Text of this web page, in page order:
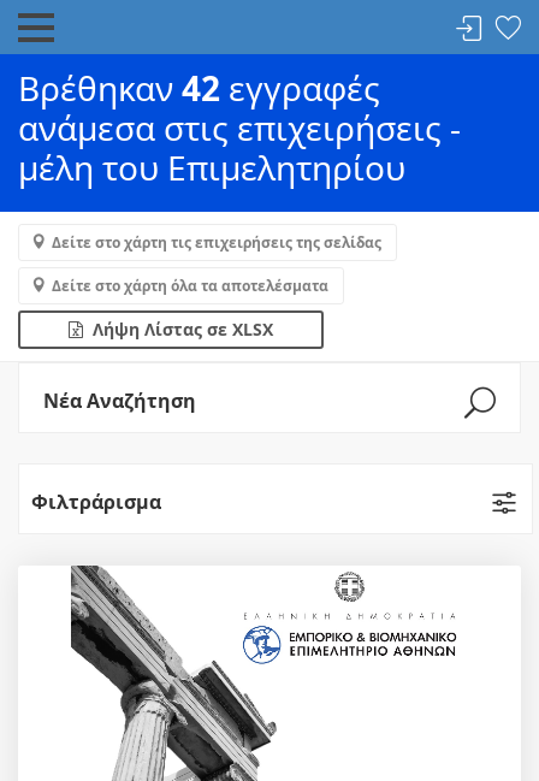
Βρέθηκαν42 εγγραφές
ανάμεσα στις επιχειρήσεις -
μέλη του Επιμελητηρίου
Δείτε στο χάρτη τις επιχειρήσεις της σελίδας
Δείτε στο χάρτη όλα τα αποτελέσματα
Λήψη Λίστας σε XLSX
Νέα Αναζήτηση
Φιλτράρισμα